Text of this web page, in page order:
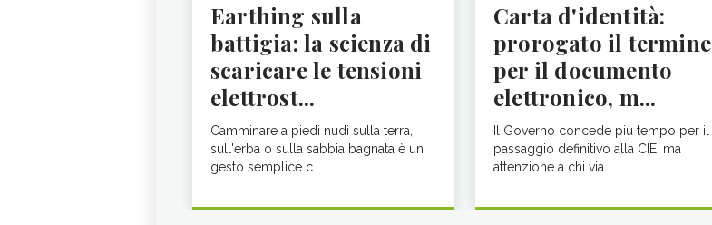
Earthing sulla
battigia: la scienza di
scaricare le tensioni
elettrost...
Camminare a piedi nudi sulla terra,
sull'erba o sulla sabbia bagnata è un
gesto semplice c...
Carta d'identità:
prorogato il termine
per il documento
elettronico, m...
Il Governo concede più tempo per il
passaggio definitivo alla CIE, ma
attenzione a chi via...